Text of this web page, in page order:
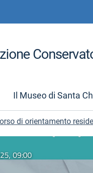
Il Museo di Santa
di orientamento
09:00